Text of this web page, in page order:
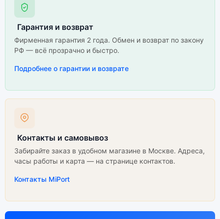
Гарантия и возврат
Фирменная гарантия 2 года. Обмен и возврат по закону
РФ — всё прозрачно и быстро.
Подробнее о гарантии и возврате
Контакты и самовывоз
Забирайте заказ в удобном магазине в Москве. Адреса,
часы работы и карта — на странице контактов.
Контакты MiPort